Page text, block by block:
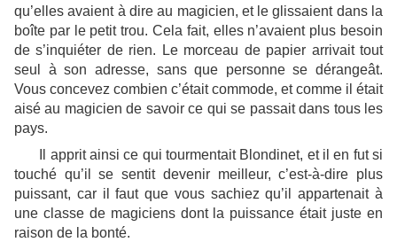
qu’elles avaient à dire au magicien, et le glissaient dans la
boîte par le petit trou. Cela fait, elles n’avaient plus besoin
de s’inquiéter de rien. Le morceau de papier arrivait tout
seul à son adresse, sans que personne se dérangeât.
Vous concevez combien c’était commode, et comme il était
aisé au magicien de savoir ce qui se passait dans tous les
pays.
Il apprit ainsi ce qui tourmentait Blondinet, et il en fut si
touché qu’il se sentit devenir meilleur, c’est-à-dire plus
puissant, car il faut que vous sachiez qu’il appartenait à
une classe de magiciens dont la puissance était juste en
raison de la bonté.